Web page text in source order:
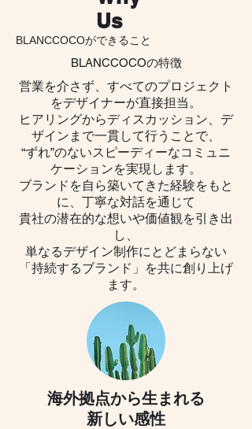
Us
BLANCCOCOができること
BLANCCOCOの特徴
営業を介さず、すべてのプロジェクト
をデザイナーが直接担当。
ヒアリングからディスカッション、デ
ザインまで一貫して行うことで、
“ずれ”のないスピーディーなコミュニ
ケーションを実現します。
ブランドを自ら築いてきた経験をもと
に、丁寧な対話を通じて
貴社の潜在的な想いや価値観を引き出
し、
単なるデザイン制作にとどまらない
「持続するブランド」を共に創り上げ
ます。
海外拠点から生まれる
新しい感性​